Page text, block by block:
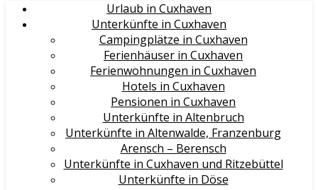
Urlaub in Cuxhaven
Unterkünfte in Cuxhaven
Campingplätze in Cuxhaven
Ferienhäuser in Cuxhaven
Ferienwohnungen in Cuxhaven
Hotels in Cuxhaven
Pensionen in Cuxhaven
Unterkünfte in Altenbruch
Unterkünfte in Altenwalde, Franzenburg
Arensch – Berensch
Unterkünfte in Cuxhaven und Ritzebüttel
Unterkünfte in Döse